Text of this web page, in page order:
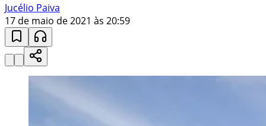
Jucélio Paiva
17 de maio de 2021 às 20:59